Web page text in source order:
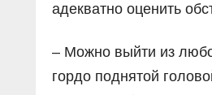
адекватно оценить
– Можно выйти из
гордо поднятой